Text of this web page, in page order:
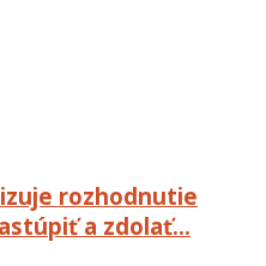
rozhodnutie
a zdolať…